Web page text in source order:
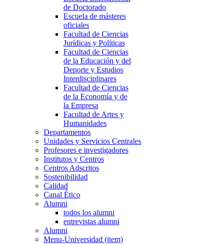
de Doctorado
Escuela de másteres
oficiales
Facultad de Ciencias
Jurídicas y Políticas
Facultad de Ciencias
de la Educación y del
Deporte y Estudios
Interdisciplinares
Facultad de Ciencias
de la Economía y de
la Empresa
Facultad de Artes y
Humanidades
Departamentos
Unidades y Servicios Centrales
Profesores e investigadores
Institutos y Centros
Centros Adscritos
Sostenibilidad
Calidad
Canal Ético
Alumni
todos los alumni
entrevistas alumni
Alumni
Menu-Universidad (item)